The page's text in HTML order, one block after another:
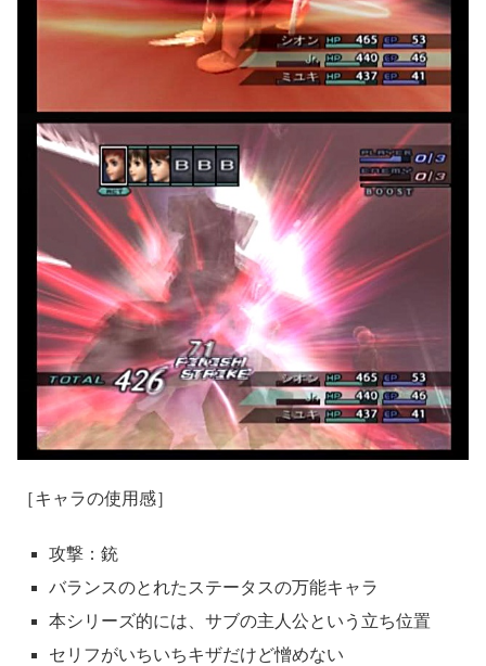
［キャラの使用感］
攻撃：銃
バランスのとれたステータスの万能キャラ
本シリーズ的には、サブの主人公という立ち位置
セリフがいちいちキザだけど憎めない